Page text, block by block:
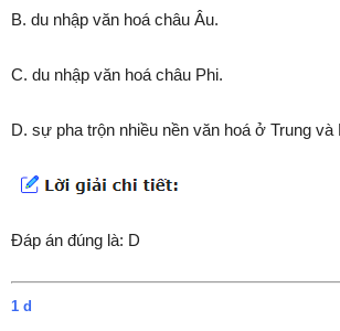
B. du nhập văn hoá châu Âu.
C. du nhập văn hoá châu Phi.
D. sự pha trộn nhiều nền văn hoá ở Trung và
Đáp án đúng là: D
1 d